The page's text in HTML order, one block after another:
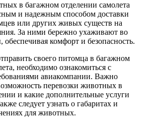
в багажном отделении самолета
и надежным способом доставки
или других живых существ на
За ними бережно ухаживают во
обеспечивая комфорт и безопасность.
своего питомца в багажном
необходимо ознакомиться с
авиакомпании. Важно
перевозки животных в
и какие дополнительные услуги
следует узнать о габаритах и
для животных.